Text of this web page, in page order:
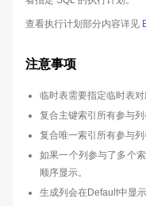
查看执行计划部分内容详见
注意事项
临时表需要指定临时表对
复合主键索引所有参与
复合唯一索引所有参与
如果一个列参与了多个
顺序显示。
生成列会在Default中显示